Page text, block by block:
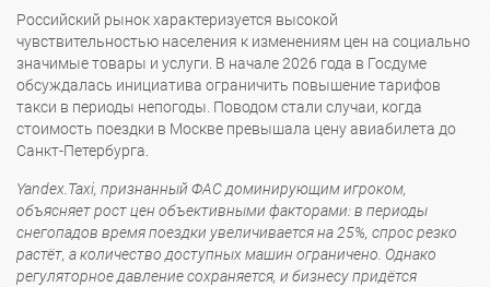
Российский рынок характеризуется высокой
чувствительностью населения к изменениям цен на социально
значимые товары и услуги. В начале 2026 года в Госдуме
обсуждалась инициатива ограничить повышение тарифов
такси в периоды непогоды. Поводом стали случаи, когда
стоимость поездки в Москве превышала цену авиабилета до
Санкт-Петербурга.
Yandex.Taxi, признанный ФАС доминирующим игроком,
объясняет рост цен объективными факторами: в периоды
снегопадов время поездки увеличивается на 25%, спрос резко
растёт, а количество доступных машин ограничено. Однако
регуляторное давление сохраняется, и бизнесу придётся